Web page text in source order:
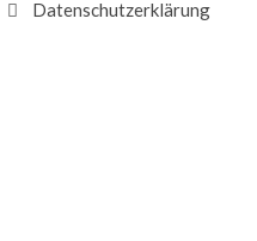
Datenschutzerklärung